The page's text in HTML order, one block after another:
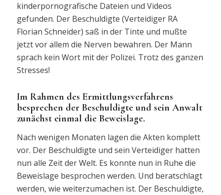
kinderpornografische Dateien und Videos
gefunden. Der Beschuldigte (Verteidiger RA
Florian Schneider) saß in der Tinte und mußte
jetzt vor allem die Nerven bewahren. Der Mann
sprach kein Wort mit der Polizei. Trotz des ganzen
Stresses!
Im Rahmen des Ermittlungsverfahrens
besprechen der Beschuldigte und sein Anwalt
zunächst einmal die Beweislage.
Nach wenigen Monaten lagen die Akten komplett
vor. Der Beschuldigte und sein Verteidiger hatten
nun alle Zeit der Welt. Es konnte nun in Ruhe die
Beweislage besprochen werden. Und beratschlagt
werden, wie weiterzumachen ist. Der Beschuldigte,